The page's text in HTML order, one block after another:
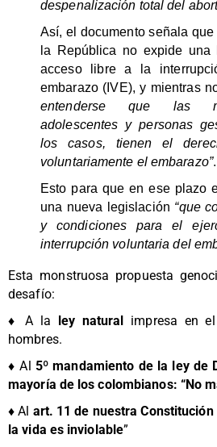
despenalización total del
Así, el documento señala
la República no expide una
acceso libre a la
embarazo (IVE), y mientras
entenderse que las
adolescentes y personas
los casos, tienen el
voluntariamente el embarazo”.
Esto para que en ese plazo
una nueva legislación “que
y condiciones para el
interrupción voluntaria del
Esta monstruosa propuesta
desafío:
♦ A la ley natural impresa en
hombres.
♦ Al 5º mandamiento de la ley de
mayoría de los colombianos: “No
♦ Al art. 11 de nuestra Constitución
la vida es inviolable”